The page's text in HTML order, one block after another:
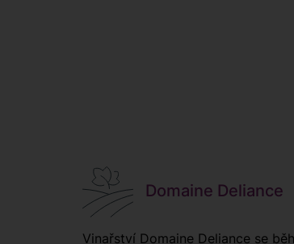
Domaine Deliance
Vinařství Domaine Deliance se